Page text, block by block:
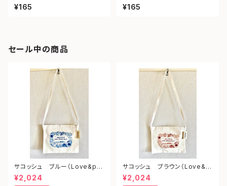
¥165 ツ）
¥165
セール中の商品
サコッシュ ブルー（Love&pe
ace from shonan)
¥2,024
サコッシュ ブラウン（Love&p
eace from shonan)
¥2,024